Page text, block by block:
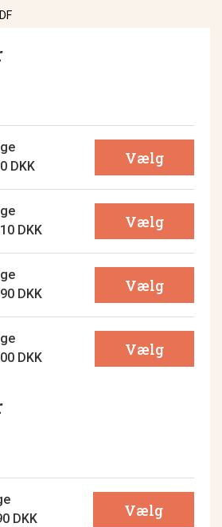
DKK
Vælg
DKK
Vælg
DKK
Vælg
DKK
Vælg
DKK
Vælg